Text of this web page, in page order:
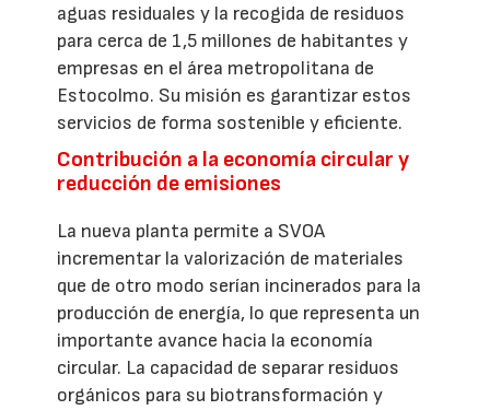
aguas residuales y la recogida de residuos
para cerca de 1,5 millones de habitantes y
empresas en el área metropolitana de
Estocolmo. Su misión es garantizar estos
servicios de forma sostenible y eficiente.
Contribución a la economía circular y
reducción de emisiones
La nueva planta permite a SVOA
incrementar la valorización de materiales
que de otro modo serían incinerados para la
producción de energía, lo que representa un
importante avance hacia la economía
circular. La capacidad de separar residuos
orgánicos para su biotransformación y